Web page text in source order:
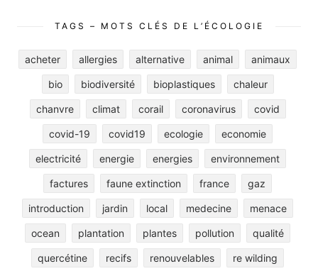
TAGS – MOTS CLÉS DE L’ÉCOLOGIE
acheter allergies alternative animal animaux
bio biodiversité bioplastiques chaleur
chanvre climat corail coronavirus covid
covid-19 covid19 ecologie economie
electricité energie energies environnement
factures faune extinction france gaz
introduction jardin local medecine menace
ocean plantation plantes pollution qualité
quercétine recifs renouvelables re wilding